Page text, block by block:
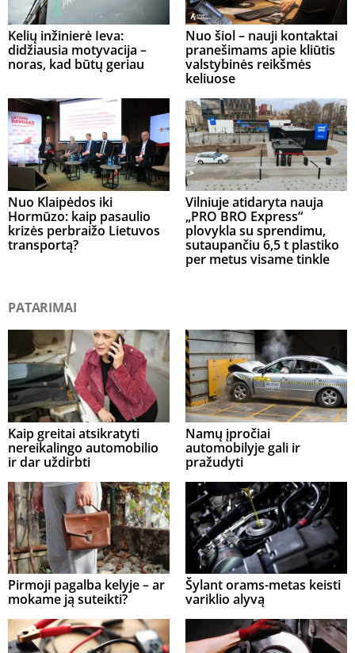
Kelių inžinierė Ieva:
didžiausia motyvacija –
noras, kad būtų geriau
Nuo šiol – nauji kontaktai
pranešimams apie kliūtis
valstybinės reikšmės
keliuose
Nuo Klaipėdos iki
Hormūzo: kaip pasaulio
krizės perbraižo Lietuvos
transportą?
Vilniuje atidaryta nauja
„PRO BRO Express“
plovykla su sprendimu,
sutaupančiu 6,5 t plastiko
per metus visame tinkle
PATARIMAI
Kaip greitai atsikratyti
nereikalingo automobilio
ir dar uždirbti
Namų įpročiai
automobilyje gali ir
pražudyti
Pirmoji pagalba kelyje – ar
mokame ją suteikti?
Šylant orams-metas keisti
variklio alyvą